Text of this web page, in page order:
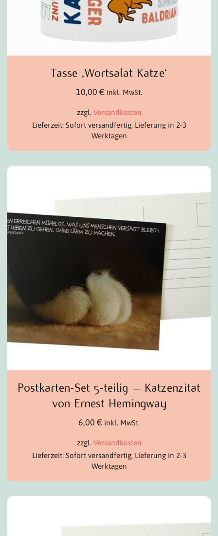
Tasse ‚Wortsalat Katze‘
10,00 € inkl. MwSt.
zzgl. Versandkosten
Lieferzeit: Sofort versandfertig, Lieferung in 2-3
Werktagen
Postkarten-Set 5-teilig – Katzenzitat
von Ernest Hemingway
6,00 € inkl. MwSt.
zzgl. Versandkosten
Lieferzeit: Sofort versandfertig, Lieferung in 2-3
Werktagen